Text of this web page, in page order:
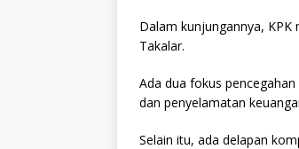
Dalam kunjungannya,
Takalar.
Ada dua fokus
dan penyelamatan
Selain itu, ada delapan